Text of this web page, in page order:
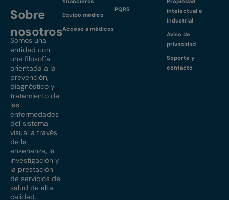
Sobre
nosotros
Somos una
entidad con
una filosofía
orientada a la
prevención,
diagnóstico y
tratamiento de
las
enfermedades
del sistema
visual a través
de la
enseñanza, la
investigación y
la prestación
de servicios de
salud de alta
calidad.
Equipo médico
Acceso a médicos
PQRS
intelectual e
industrial
Aviso de
privacidad
Soporte y
contacto